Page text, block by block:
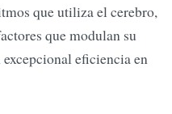
que utiliza el cerebro,
que modulan su
eficiencia en